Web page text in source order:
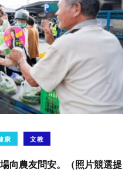
康 文教
向農友問安。（照片競選提